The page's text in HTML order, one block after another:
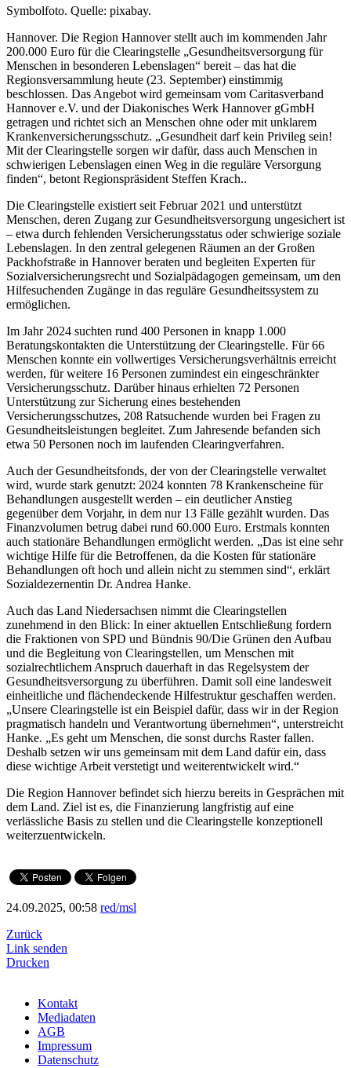
Symbolfoto. Quelle: pixabay.
Hannover. Die Region Hannover stellt auch im kommenden Jahr
200.000 Euro für die Clearingstelle „Gesundheitsversorgung für
Menschen in besonderen Lebenslagen“ bereit – das hat die
Regionsversammlung heute (23. September) einstimmig
beschlossen. Das Angebot wird gemeinsam vom Caritasverband
Hannover e.V. und der Diakonisches Werk Hannover gGmbH
getragen und richtet sich an Menschen ohne oder mit unklarem
Krankenversicherungsschutz. „Gesundheit darf kein Privileg sein!
Mit der Clearingstelle sorgen wir dafür, dass auch Menschen in
schwierigen Lebenslagen einen Weg in die reguläre Versorgung
finden“, betont Regionspräsident Steffen Krach..
Die Clearingstelle existiert seit Februar 2021 und unterstützt
Menschen, deren Zugang zur Gesundheitsversorgung ungesichert ist
– etwa durch fehlenden Versicherungsstatus oder schwierige soziale
Lebenslagen. In den zentral gelegenen Räumen an der Großen
Packhofstraße in Hannover beraten und begleiten Experten für
Sozialversicherungsrecht und Sozialpädagogen gemeinsam, um den
Hilfesuchenden Zugänge in das reguläre Gesundheitssystem zu
ermöglichen.
Im Jahr 2024 suchten rund 400 Personen in knapp 1.000
Beratungskontakten die Unterstützung der Clearingstelle. Für 66
Menschen konnte ein vollwertiges Versicherungsverhältnis erreicht
werden, für weitere 16 Personen zumindest ein eingeschränkter
Versicherungsschutz. Darüber hinaus erhielten 72 Personen
Unterstützung zur Sicherung eines bestehenden
Versicherungsschutzes, 208 Ratsuchende wurden bei Fragen zu
Gesundheitsleistungen begleitet. Zum Jahresende befanden sich
etwa 50 Personen noch im laufenden Clearingverfahren.
Auch der Gesundheitsfonds, der von der Clearingstelle verwaltet
wird, wurde stark genutzt: 2024 konnten 78 Krankenscheine für
Behandlungen ausgestellt werden – ein deutlicher Anstieg
gegenüber dem Vorjahr, in dem nur 13 Fälle gezählt wurden. Das
Finanzvolumen betrug dabei rund 60.000 Euro. Erstmals konnten
auch stationäre Behandlungen ermöglicht werden. „Das ist eine sehr
wichtige Hilfe für die Betroffenen, da die Kosten für stationäre
Behandlungen oft hoch und allein nicht zu stemmen sind“, erklärt
Sozialdezernentin Dr. Andrea Hanke.
Auch das Land Niedersachsen nimmt die Clearingstellen
zunehmend in den Blick: In einer aktuellen Entschließung fordern
die Fraktionen von SPD und Bündnis 90/Die Grünen den Aufbau
und die Begleitung von Clearingstellen, um Menschen mit
sozialrechtlichem Anspruch dauerhaft in das Regelsystem der
Gesundheitsversorgung zu überführen. Damit soll eine landesweit
einheitliche und flächendeckende Hilfestruktur geschaffen werden.
„Unsere Clearingstelle ist ein Beispiel dafür, dass wir in der Region
pragmatisch handeln und Verantwortung übernehmen“, unterstreicht
Hanke. „Es geht um Menschen, die sonst durchs Raster fallen.
Deshalb setzen wir uns gemeinsam mit dem Land dafür ein, dass
diese wichtige Arbeit verstetigt und weiterentwickelt wird.“
Die Region Hannover befindet sich hierzu bereits in Gesprächen mit
dem Land. Ziel ist es, die Finanzierung langfristig auf eine
verlässliche Basis zu stellen und die Clearingstelle konzeptionell
weiterzuentwickeln.
24.09.2025, 00:58 red/msl
Zurück
Link senden
Drucken
Kontakt
Mediadaten
AGB
Impressum
Datenschutz